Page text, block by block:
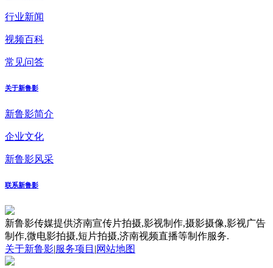
行业新闻
视频百科
常见问答
关于新鲁影
新鲁影简介
企业文化
新鲁影风采
联系新鲁影
新鲁影传媒提供济南宣传片拍摄,影视制作,摄影摄像,影视广告
制作,微电影拍摄,短片拍摄,济南视频直播等制作服务.
关于新鲁影|服务项目 |网站地图